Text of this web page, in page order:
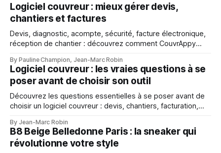
Logiciel couvreur : mieux gérer devis,
chantiers et factures
Devis, diagnostic, acompte, sécurité, facture électronique,
réception de chantier : découvrez comment CouvrAppy
activité.
By Pauline Champion, Jean-Marc Robin
Logiciel couvreur : les vraies questions à se
poser avant de choisir son outil
Découvrez les questions essentielles à se poser avant de
choisir un logiciel couvreur : devis, chantiers, facturation,
By Jean-Marc Robin
B8 Beige Belledonne Paris : la sneaker qui
révolutionne votre style